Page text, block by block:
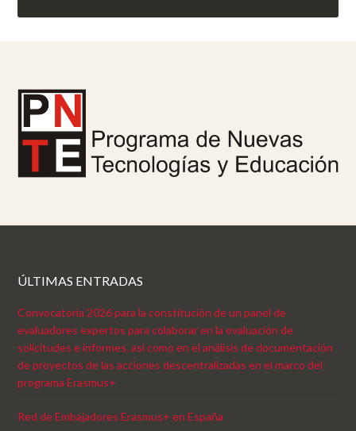
ÚLTIMAS ENTRADAS
Convocatoria 2026 para la constitución de un panel de
evaluadores expertos para colaborar en la evaluación de
solicitudes e informes, así como en el análisis de documentación
de proyectos de las acciones descentralizadas en el marco del
programa Erasmus+
Red de Embajadores Erasmus+ en España